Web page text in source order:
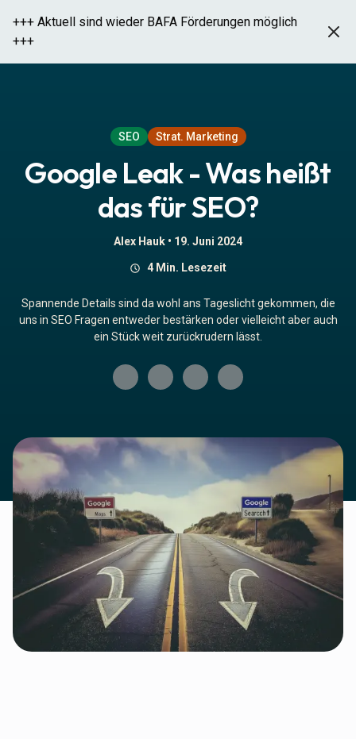
+++ Aktuell sind wieder BAFA Förderungen möglich
+++
Google Leak - Was heißt das für SEO?
SEO Strat. Marketing
Google Leak - Was heißt
das für SEO?
Alex Hauk • 19. Juni 2024
4 Min. Lesezeit
Spannende Details sind da wohl ans Tageslicht gekommen, die
uns in SEO Fragen entweder bestärken oder vielleicht aber auch
ein Stück weit zurückrudern lässt.